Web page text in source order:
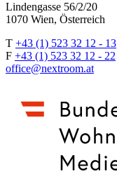
Lindengasse 56/2/20
1070 Wien, Österreich
T +43 (1) 523 32 12 - 13
F +43 (1) 523 32 12 - 22
office@nextroom.at